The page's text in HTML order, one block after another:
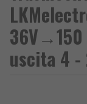
36V→150
uscita 4 -